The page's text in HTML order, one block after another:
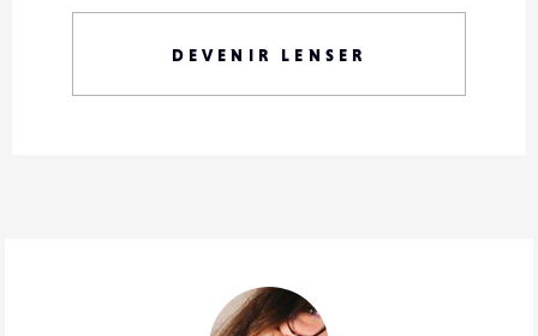
DEVENIR LENSER